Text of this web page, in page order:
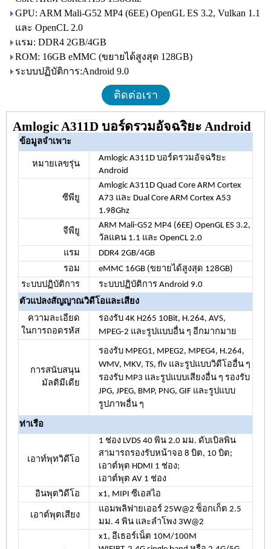
GPU: ARM Mali-G52 MP4 (6EE) OpenGL ES 3.2, Vulkan 1.1
และ OpenCL 2.0
แรม: DDR4 2GB/4GB
ROM: 16GB eMMC (ขยายได้สูงสุด 128GB)
ระบบปฏิบัติการ:Android 9.0
ติดต่อเรา
Amlogic A311D บอร์ดรวมอัจฉริยะ Android
ข้อมูลจำเพาะ
หมายเลขรุ่น
Amlogic A311D บอร์ดรวมอัจฉริยะ
Android
ซีพียู
Amlogic A311D Quad Core ARM Cortex
A73 และ Dual Core ARM Cortex A53
1.98Ghz
จีพียู
ARM Mali-G52 MP4 (6EE) OpenGL ES 3.2,
วัลแคน 1.1 และ OpenCL 2.0
แรม
DDR4 2GB/4GB
รอม
eMMC 16GB (ขยายได้สูงสุด 128GB)
ระบบปฏิบัติการ
ระบบปฏิบัติการ Android 9.0
ตัวแปลงสัญญาณวิดีโอและเสียง
ความละเอียด
ในการถอดรหัส
รองรับ 4K H265 10Bit, H.264, AVS,
MPEG-2 และรูปแบบอื่น ๆ อีกมากมาย
การสนับสนุน
มัลติมีเดีย
รองรับ MPEG1, MPEG2, MPEG4, H.264,
WMV, MKV, TS, flv และรูปแบบวิดีโออื่น ๆ
รองรับ MP3 และรูปแบบเสียงอื่น ๆ รองรับ
JPG, JPEG, BMP, PNG, GIF และรูปแบบ
รูปภาพอื่น ๆ
ท่าเรือ
เอาท์พุทวิดีโอ
1 ช่อง LVDS 40 พิน 2.0 มม. ดับเบิลพิน
สามารถรองรับหน้าจอ 8 บิต, 10 บิต;
เอาต์พุต HDMI 1 ช่อง;
เอาต์พุต AV 1 ช่อง
อินพุตวิดีโอ
x1, MIPI ซีเอสไอ
เอาต์พุตเสียง
แอมพลิฟายเออร์ 25W@2 ซ็อกเก็ต 2.5
มม. 4 พิน และลำโพง 3W@2
x1, อีเธอร์เน็ต 10M/100M